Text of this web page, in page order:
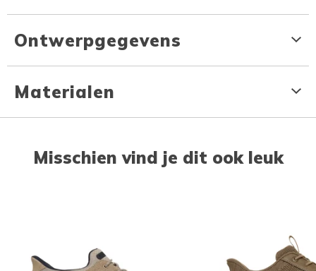
Ontwerpgegevens
Materialen
Misschien vind je dit ook leuk